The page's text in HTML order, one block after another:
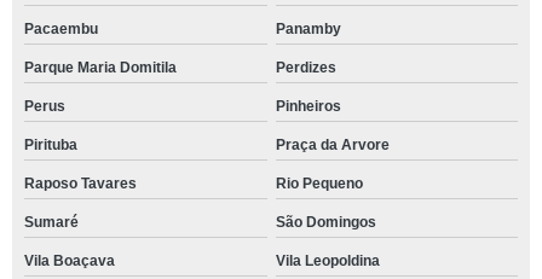
Pacaembu Panamby
Parque Maria Domitila Perdizes
Perus Pinheiros
Pirituba Praça da Arvore
Raposo Tavares Rio Pequeno
Sumaré São Domingos
Vila Boaçava Vila Leopoldina